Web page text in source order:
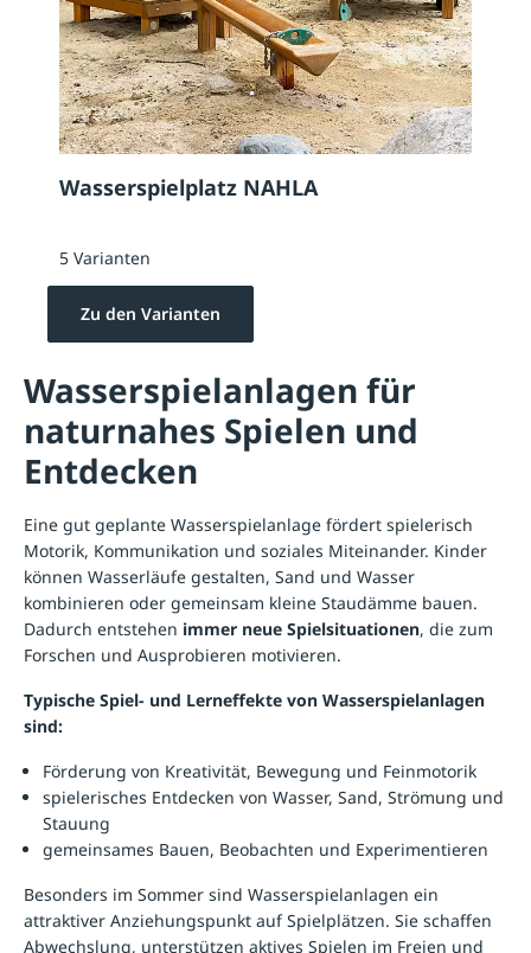
Wasserspielplatz NAHLA
5 Varianten
Zu den Varianten
Wasserspielanlagen für
naturnahes Spielen und
Entdecken
Eine gut geplante Wasserspielanlage fördert spielerisch
Motorik, Kommunikation und soziales Miteinander. Kinder
können Wasserläufe gestalten, Sand und Wasser
kombinieren oder gemeinsam kleine Staudämme bauen.
Dadurch entstehen immer neue Spielsituationen, die zum
Forschen und Ausprobieren motivieren.
Typische Spiel- und Lerneffekte von Wasserspielanlagen
sind:
Förderung von Kreativität, Bewegung und Feinmotorik
spielerisches Entdecken von Wasser, Sand, Strömung und
Stauung
gemeinsames Bauen, Beobachten und Experimentieren
Besonders im Sommer sind Wasserspielanlagen ein
attraktiver Anziehungspunkt auf Spielplätzen. Sie schaffen
Abwechslung, unterstützen aktives Spielen im Freien und